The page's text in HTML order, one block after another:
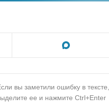
вы заметили ошибку в тексте,
ее и нажмите Ctrl+Enter